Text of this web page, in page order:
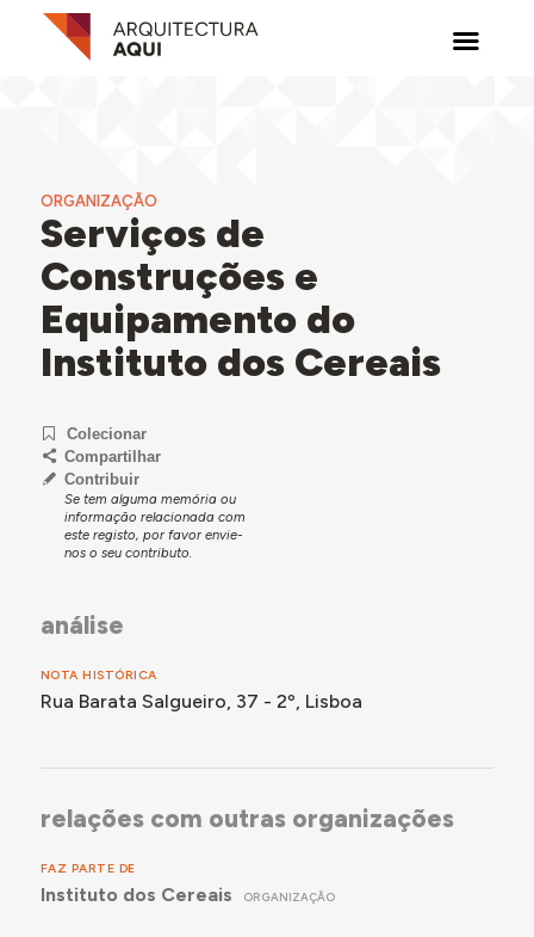
ORGANIZAÇÃO
Serviços de
Construções e
Equipamento do
Instituto dos Cereais
Colecionar
Compartilhar
Contribuir
Se tem alguma memória ou
informação relacionada com
este registo, por favor envie-
nos o seu contributo.
análise
NOTA HISTÓRICA
Rua Barata Salgueiro, 37 - 2º, Lisboa
relações com outras organizações
FAZ PARTE DE
Instituto dos Cereais ORGANIZAÇÃO